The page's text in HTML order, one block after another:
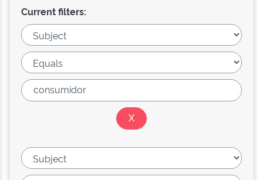
Current filters: